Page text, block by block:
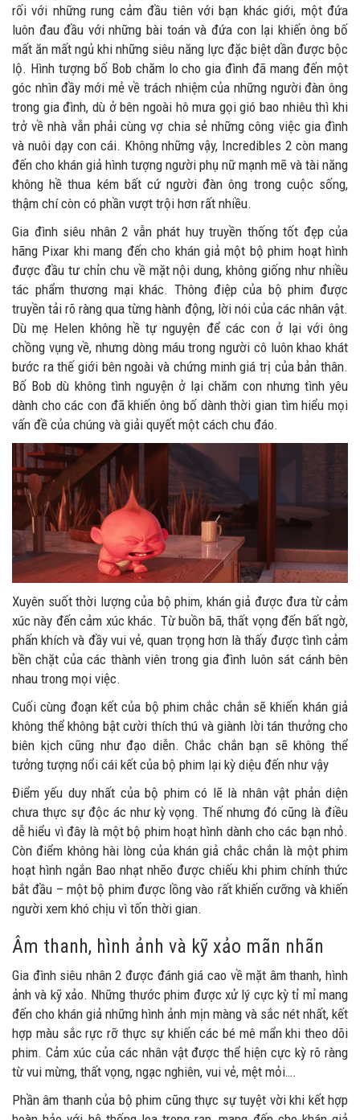
rối với những rung cảm đầu tiên với bạn khác giới, một đứa
luôn đau đầu với những bài toán và đứa con lại khiến ông bố
mất ăn mất ngủ khi những siêu năng lực đặc biệt dần được bộc
lộ. Hình tượng bố Bob chăm lo cho gia đình đã mang đến một
góc nhìn đầy mới mẻ về trách nhiệm của những người đàn ông
trong gia đình, dù ở bên ngoài hô mưa gọi gió bao nhiêu thì khi
trở về nhà vẫn phải cùng vợ chia sẻ những công việc gia đình
và nuôi dạy con cái. Không những vậy, Incredibles 2 còn mang
đến cho khán giả hình tượng người phụ nữ mạnh mẽ và tài năng
không hề thua kém bất cứ người đàn ông trong cuộc sống,
thậm chí còn có phần vượt trội hơn rất nhiều.
Gia đình siêu nhân 2 vẫn phát huy truyền thống tốt đẹp của
hãng Pixar khi mang đến cho khán giả một bộ phim hoạt hình
được đầu tư chỉn chu về mặt nội dung, không giống như nhiều
tác phẩm thương mại khác. Thông điệp của bộ phim được
truyền tải rõ ràng qua từng hành động, lời nói của các nhân vật.
Dù mẹ Helen không hề tự nguyện để các con ở lại với ông
chồng vụng về, nhưng dòng máu trong người cô luôn khao khát
bước ra thế giới bên ngoài và chứng minh giá trị của bản thân.
Bố Bob dù không tình nguyện ở lại chăm con nhưng tình yêu
dành cho các con đã khiến ông bố dành thời gian tìm hiểu mọi
vấn đề của chúng và giải quyết một cách chu đáo.
Xuyên suốt thời lượng của bộ phim, khán giả được đưa từ cảm
xúc này đến cảm xúc khác. Từ buồn bã, thất vọng đến bất ngờ,
phấn khích và đầy vui vẻ, quan trọng hơn là thấy được tình cảm
bền chặt của các thành viên trong gia đình luôn sát cánh bên
nhau trong mọi việc.
Cuối cùng đoạn kết của bộ phim chắc chắn sẽ khiến khán giả
không thể không bật cười thích thú và giành lời tán thưởng cho
biên kịch cũng như đạo diễn. Chắc chắn bạn sẽ không thể
tưởng tượng nổi cái kết của bộ phim lại kỳ diệu đến như vậy
Điểm yếu duy nhất của bộ phim có lẽ là nhân vật phản diện
chưa thực sự độc ác như kỳ vọng. Thế nhưng đó cũng là điều
dễ hiểu vì đây là một bộ phim hoạt hình dành cho các bạn nhỏ.
Còn điểm không hài lòng của khán giả chắc chắn là một phim
hoạt hình ngắn Bao nhạt nhẽo được chiếu khi phim chính thức
bắt đầu – một bộ phim được lồng vào rất khiến cưỡng và khiến
người xem khó chịu vì tốn thời gian.
Âm thanh, hình ảnh và kỹ xảo mãn nhãn
Gia đình siêu nhân 2 được đánh giá cao về mặt âm thanh, hình
ảnh và kỹ xảo. Những thước phim được xử lý cực kỳ tỉ mỉ mang
đến cho khán giả những hình ảnh mịn màng và sắc nét nhất, kết
hợp màu sắc rực rỡ thực sự khiến các bé mê mẩn khi theo dõi
phim. Cảm xúc của các nhân vật được thể hiện cực kỳ rõ ràng
từ vui mừng, thất vọng, ngạc nghiên, vui vẻ, mệt mỏi….
Phần âm thanh của bộ phim cũng thực sự tuyệt vời khi kết hợp